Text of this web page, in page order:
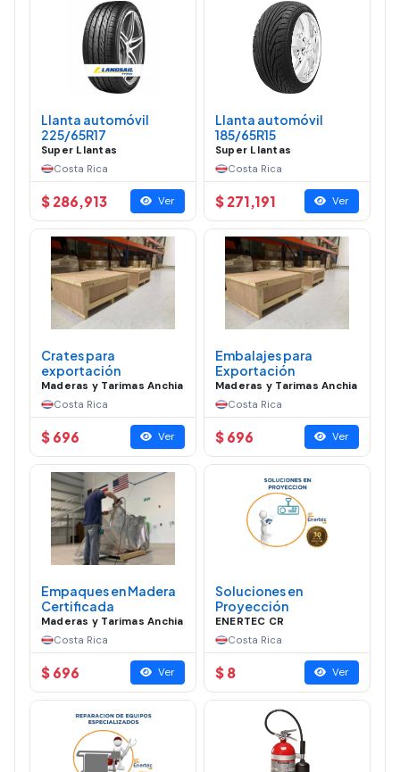
Llanta automóvil
225/65R17
Super Llantas
Costa Rica
$ 286,913 Ver
Llanta automóvil
185/65R15
Super Llantas
Costa Rica
$ 271,191 Ver
Crates para
exportación
Maderas y Tarimas Anchia
Costa Rica
$ 696 Ver
Embalajes para
Exportación
Maderas y Tarimas Anchia
Costa Rica
$ 696 Ver
Empaques en Madera
Certificada
Maderas y Tarimas Anchia
Costa Rica
$ 696 Ver
Soluciones en
Proyección
ENERTEC CR
Costa Rica
$ 8 Ver